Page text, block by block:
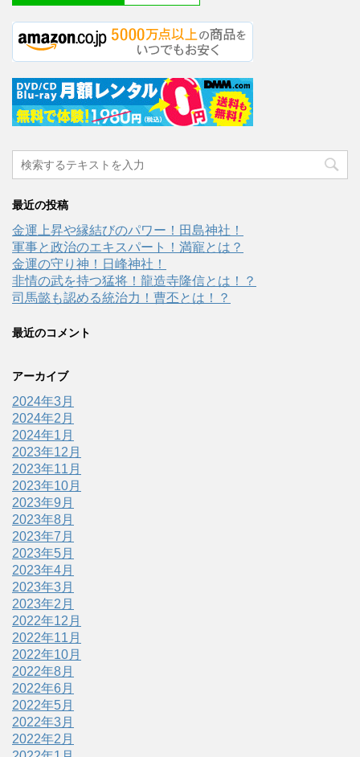
最近の投稿
金運上昇や縁結びのパワー！田島神社！
軍事と政治のエキスパート！満寵とは？
金運の守り神！日峰神社！
非情の武を持つ猛将！龍造寺隆信とは！？
司馬懿も認める統治力！曹丕とは！？
最近のコメント
アーカイブ
2024年3月
2024年2月
2024年1月
2023年12月
2023年11月
2023年10月
2023年9月
2023年8月
2023年7月
2023年5月
2023年4月
2023年3月
2023年2月
2022年12月
2022年11月
2022年10月
2022年8月
2022年6月
2022年5月
2022年3月
2022年2月